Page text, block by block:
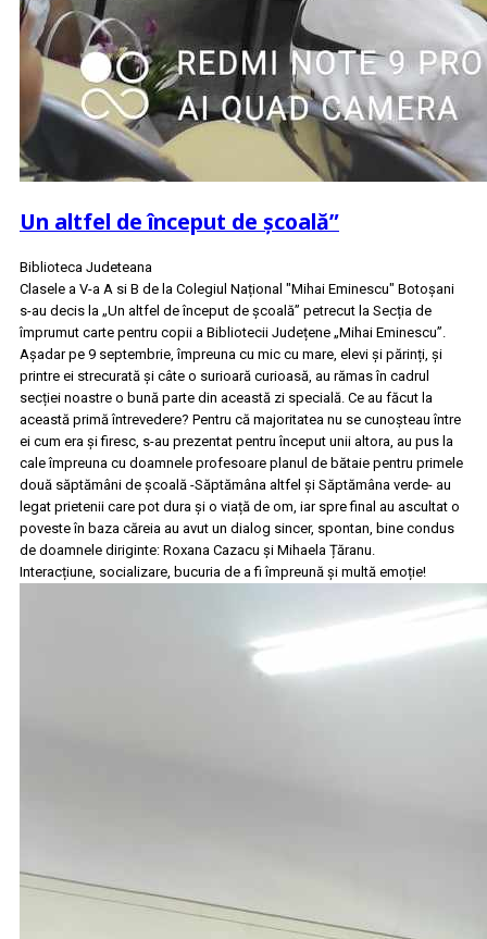
Un altfel de început de școală”
Biblioteca Judeteana
Clasele a V-a A si B de la Colegiul Național "Mihai Eminescu" Botoșani
s-au decis la „Un altfel de început de școală” petrecut la Secția de
împrumut carte pentru copii a Bibliotecii Județene „Mihai Eminescu”.
Așadar pe 9 septembrie, împreuna cu mic cu mare, elevi și părinți, și
printre ei strecurată și câte o surioară curioasă, au rămas în cadrul
secției noastre o bună parte din această zi specială. Ce au făcut la
această primă întrevedere? Pentru că majoritatea nu se cunoșteau între
ei cum era și firesc, s-au prezentat pentru început unii altora, au pus la
cale împreuna cu doamnele profesoare planul de bătaie pentru primele
două săptămâni de școală -Săptămâna altfel și Săptămâna verde- au
legat prietenii care pot dura și o viață de om, iar spre final au ascultat o
poveste în baza căreia au avut un dialog sincer, spontan, bine condus
de doamnele diriginte: Roxana Cazacu și Mihaela Țăranu.
Interacțiune, socializare, bucuria de a fi împreună și multă emoție!